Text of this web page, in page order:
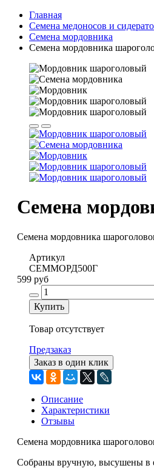
Главная
Семена медоносов и
Семена мордовника
Семена мордовника
Семена
Семена мордовника
Артикул
СЕММОРД500Г
599 руб
Купить
Товар отсутствует
Предзаказ
Заказ в один клик
Описание
Характеристики
Отзывы
Семена мордовника
Собраны вручную, высушены в